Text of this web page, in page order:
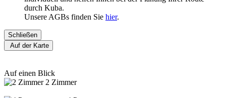
durch Kuba.
Unsere AGBs finden Sie hier.
Schließen
Auf der Karte
Auf einen Blick
2 Zimmer